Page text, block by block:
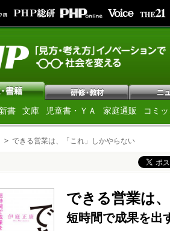
新書 文庫 児童書・ＹＡ 家庭通販 コミッ
できる営業は、「これ」しかやらない
できる営業は
短時間で成果を出